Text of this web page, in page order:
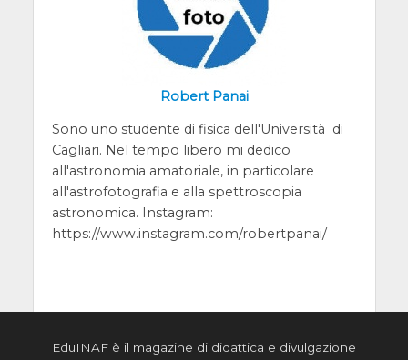
Robert Panai
Sono uno studente di fisica dell'Università di
Cagliari. Nel tempo libero mi dedico
all'astronomia amatoriale, in particolare
all'astrofotografia e alla spettroscopia
astronomica. Instagram:
https://www.instagram.com/robertpanai/
EduINAF è il magazine di didattica e divulgazione